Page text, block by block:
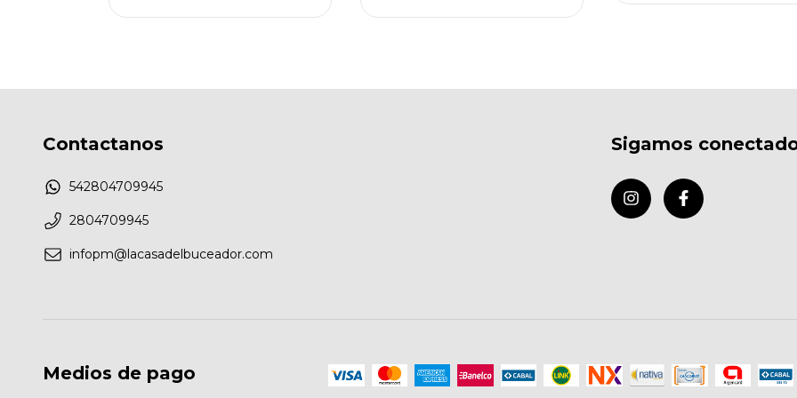
Contactanos
542804709945
2804709945
infopm@lacasadelbuceador.com
Sigamos
Medios de pago